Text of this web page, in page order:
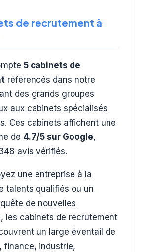
de recrutement à
5 cabinets de
référencés dans notre
des grands groupes
aux cabinets spécialisés
Ces cabinets affichent une
de 4.7/5 sur Google,
avis vérifiés.
une entreprise à la
talents qualifiés ou un
de nouvelles
les cabinets de recrutement
un large éventail de
finance, industrie,